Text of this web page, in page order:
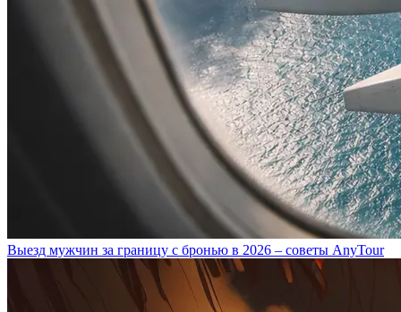
Выезд мужчин за границу с бронью в 2026 – советы AnyTour